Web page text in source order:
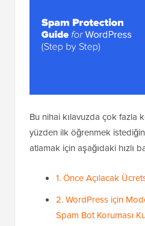
Bu nihai kılavuzda çok fazla
yüzden ilk öğrenmek
atlamak için aşağıdaki hızlı
1. Önce Açılacak
2. WordPress için
Spam Bot Koruması